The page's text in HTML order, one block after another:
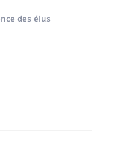
des élus